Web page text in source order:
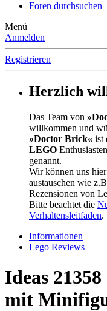
Foren durchsuchen
Menü
Anmelden
Registrieren
Herzlich
Das Team von
willkommen und
»Doctor Brick« ist
LEGO
genannt.
Wir können uns
austauschen wie
Rezensionen von
Bitte beachtet die
Verhaltensleitfaden.
Informationen
Lego Reviews
Ideas
mit